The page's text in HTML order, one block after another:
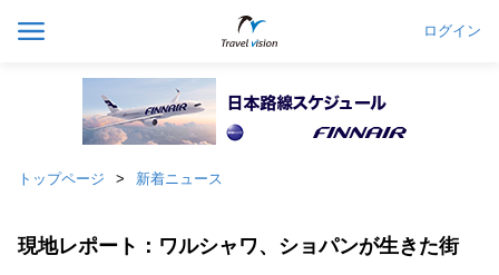
ログイン
トップページ 新着ニュース
現地レポート：ワルシャワ、ショパンが生きた街